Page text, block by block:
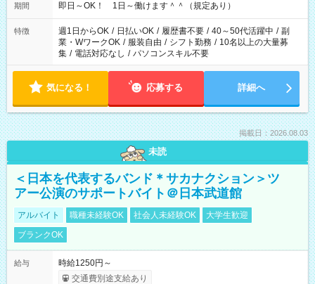
期間 即日～OK！ 1日～働けます＾＾（規定あり）
特徴 週1日からOK / 日払いOK / 履歴書不要 / 40～50代活躍中 / 副
業・WワークOK / 服装自由 / シフト勤務 / 10名以上の大量募
集 / 電話対応なし / パソコンスキル不要
気になる！ 応募する 詳細へ
掲載日：2026.08.03
未読
＜日本を代表するバンド＊サカナクション＞ツ
アー公演のサポートバイト＠日本武道館
アルバイト 職種未経験OK 社会人未経験OK
大学生歓迎
ブランクOK
給与
時給1250円～
交通費別途支給あり